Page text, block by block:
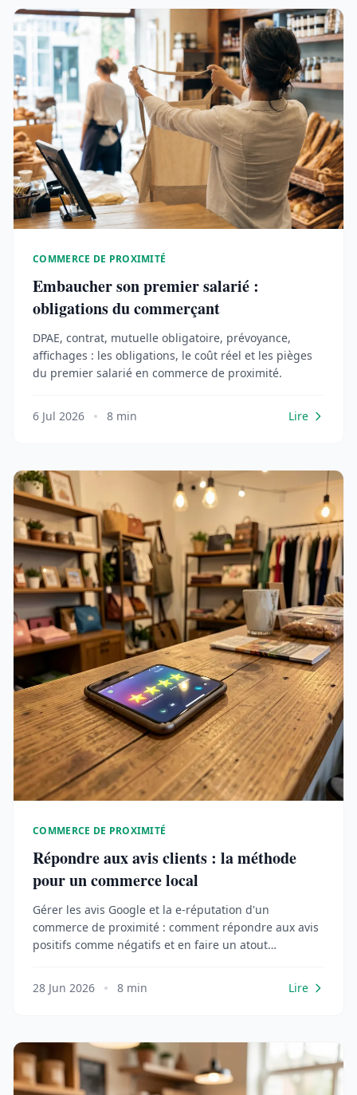
COMMERCE DE PROXIMITÉ
Embaucher son premier salarié :
obligations du commerçant
DPAE, contrat, mutuelle obligatoire, prévoyance,
affichages : les obligations, le coût réel et les pièges
du premier salarié en commerce de proximité.
6 Jul 2026 8 min Lire
COMMERCE DE PROXIMITÉ
Répondre aux avis clients : la méthode
pour un commerce local
Gérer les avis Google et la e-réputation d'un
commerce de proximité : comment répondre aux avis
positifs comme négatifs et en faire un atout
28 Jun 2026
8 min Lire